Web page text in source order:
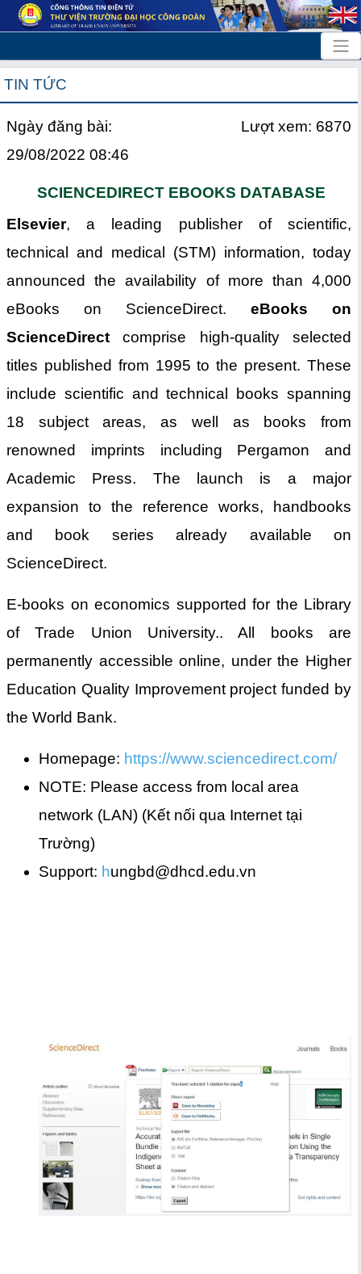
TIN TỨC
Ngày đăng bài:
29/08/2022 08:46
Lượt xem: 6870
SCIENCEDIRECT EBOOKS DATABASE
Elsevier, a leading publisher of scientific,
technical and medical (STM) information, today
announced the availability of more than 4,000
eBooks on ScienceDirect. eBooks on
ScienceDirect comprise high-quality selected
titles published from 1995 to the present. These
include scientific and technical books spanning
18 subject areas, as well as books from
renowned imprints including Pergamon and
Academic Press. The launch is a major
expansion to the reference works, handbooks
and book series already available on
ScienceDirect.
E-books on economics supported for the Library
of Trade Union University.. All books are
permanently accessible online, under the Higher
Education Quality Improvement project funded by
the World Bank.
Homepage: https://www.sciencedirect.com/
NOTE: Please access from local area
network (LAN) (Kết nối qua Internet tại
Trường)
Support: hungbd@dhcd.edu.vn